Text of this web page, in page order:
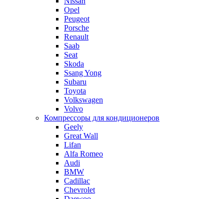
Opel
Peugeot
Porsche
Renault
Saab
Seat
Skoda
Ssang Yong
Subaru
Toyota
Volkswagen
Volvo
Компрессоры для кондиционеров
Geely
Great Wall
Lifan
Alfa Romeo
Audi
BMW
Cadillac
Chevrolet